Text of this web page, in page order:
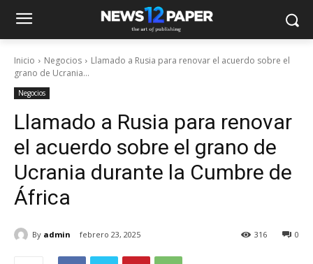
Inicio Negocios
Llamado a Rusia para renovar el acuerdo sobre el
grano de Ucrania...
Negocios
Llamado a Rusia para renovar
el acuerdo sobre el grano de
Ucrania durante la Cumbre de
África
By admin febrero 23, 2025 0
316